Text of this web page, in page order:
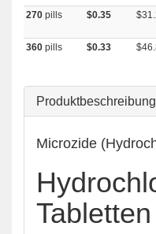
270 pills $0.35
360 pills $0.33
Produktbeschreibung
Microzide
Tabletten